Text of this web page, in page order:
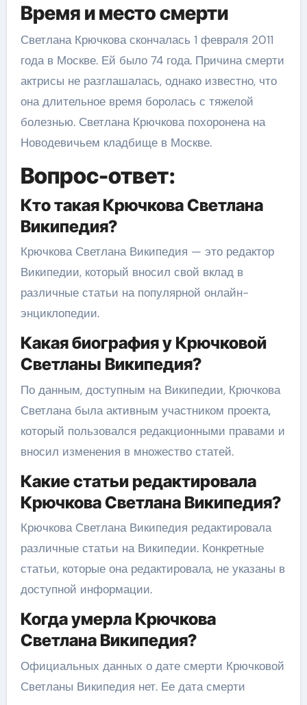
Время и место смерти
Светлана Крючкова скончалась 1 февраля 2011
года в Москве. Ей было 74 года. Причина смерти
актрисы не разглашалась, однако известно, что
она длительное время боролась с тяжелой
болезнью. Светлана Крючкова похоронена на
Новодевичьем кладбище в Москве.
Вопрос-ответ:
Кто такая Крючкова Светлана
Википедия?
Крючкова Светлана Википедия — это редактор
Википедии, который вносил свой вклад в
различные статьи на популярной онлайн-
энциклопедии.
Какая биография у Крючковой
Светланы Википедия?
По данным, доступным на Википедии, Крючкова
Светлана была активным участником проекта,
который пользовался редакционными правами и
вносил изменения в множество статей.
Какие статьи редактировала
Крючкова Светлана Википедия?
Крючкова Светлана Википедия редактировала
различные статьи на Википедии. Конкретные
статьи, которые она редактировала, не указаны в
доступной информации.
Когда умерла Крючкова
Светлана Википедия?
Официальных данных о дате смерти Крючковой
Светланы Википедия нет. Ее дата смерти